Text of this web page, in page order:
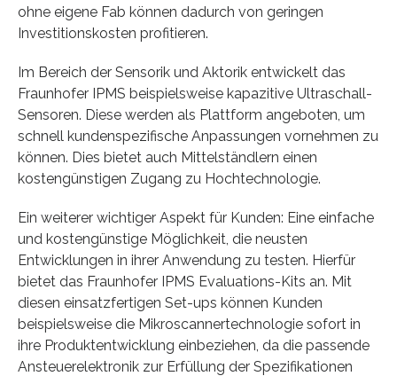
ohne eigene Fab können dadurch von geringen
Investitionskosten profitieren.
Im Bereich der Sensorik und Aktorik entwickelt das
Fraunhofer IPMS beispielsweise kapazitive Ultraschall-
Sensoren. Diese werden als Plattform angeboten, um
schnell kundenspezifische Anpassungen vornehmen zu
können. Dies bietet auch Mittelständlern einen
kostengünstigen Zugang zu Hochtechnologie.
Ein weiterer wichtiger Aspekt für Kunden: Eine einfache
und kostengünstige Möglichkeit, die neusten
Entwicklungen in ihrer Anwendung zu testen. Hierfür
bietet das Fraunhofer IPMS Evaluations-Kits an. Mit
diesen einsatzfertigen Set-ups können Kunden
beispielsweise die Mikroscannertechnologie sofort in
ihre Produktentwicklung einbeziehen, da die passende
Ansteuerelektronik zur Erfüllung der Spezifikationen